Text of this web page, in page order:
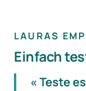
LAURAS
Einfach
« Teste